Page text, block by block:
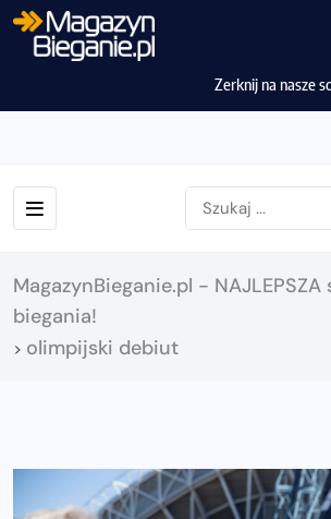
Zerknij na nasze
MagazynBieganie.pl - NAJLEPSZA
biegania!
> olimpijski debiut